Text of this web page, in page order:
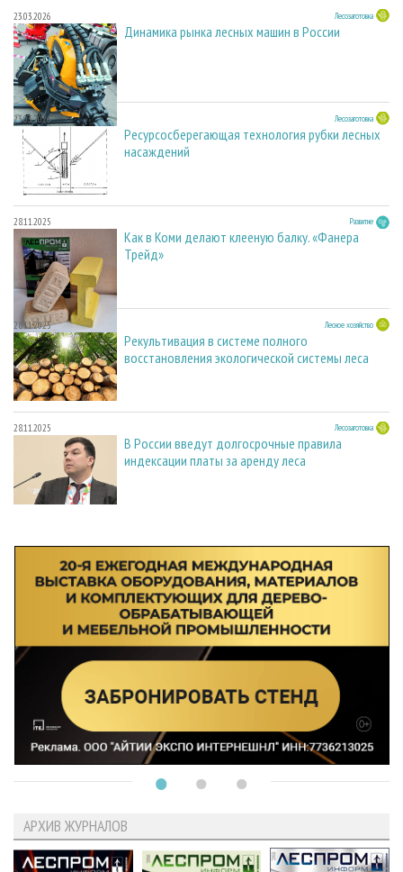
23.03.2026 Лесозаготовка
Динамика рынка лесных машин в России
23.03.2026 Лесозаготовка
Ресурсосберегающая технология рубки лесных
насаждений
28.11.2025 Развитие
Как в Коми делают клееную балку. «Фанера
Трейд»
28.11.2025 Лесное хозяйство
Рекультивация в системе полного
восстановления экологической системы леса
28.11.2025 Лесозаготовка
В России введут долгосрочные правила
индексации платы за аренду леса
АРХИВ ЖУРНАЛОВ